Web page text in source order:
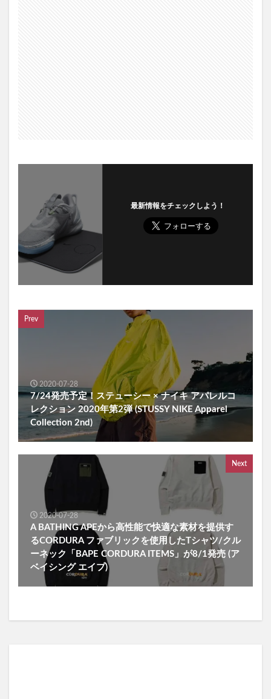
最新情報をチェックしよう！
Prev
2020-07-28
7/24発売予定！ステューシー × ナイキ アパレルコ
レクション 2020年第2弾 (STUSSY NIKE Apparel
Collection 2nd)
Next
2020-07-28
A BATHING APEから高性能で快適な素材を提供す
るCORDURA ファブリックを使用したTシャツ/クル
ーネック「BAPE CORDURA ITEMS」が8/1発売 (ア
ベイシング エイプ)